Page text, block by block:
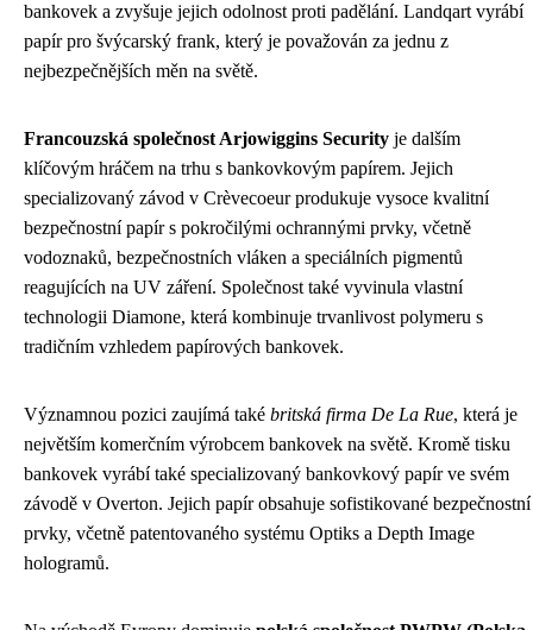
bankovek a zvyšuje jejich odolnost proti padělání. Landqart vyrábí
papír pro švýcarský frank, který je považován za jednu z
nejbezpečnějších měn na světě.
Francouzská společnost Arjowiggins Security je dalším
klíčovým hráčem na trhu s bankovkovým papírem. Jejich
specializovaný závod v Crèvecoeur produkuje vysoce kvalitní
bezpečnostní papír s pokročilými ochrannými prvky, včetně
vodoznaků, bezpečnostních vláken a speciálních pigmentů
reagujících na UV záření. Společnost také vyvinula vlastní
technologii Diamone, která kombinuje trvanlivost polymeru s
tradičním vzhledem papírových bankovek.
Významnou pozici zaujímá také britská firma De La Rue, která je
největším komerčním výrobcem bankovek na světě. Kromě tisku
bankovek vyrábí také specializovaný bankovkový papír ve svém
závodě v Overton. Jejich papír obsahuje sofistikované bezpečnostní
prvky, včetně patentovaného systému Optiks a Depth Image
hologramů.